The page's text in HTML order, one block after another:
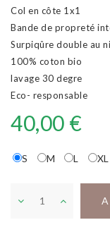
Col en côte 1x1
Bande de propreté
Surpiqûre double au
100% coton bio
lavage 30 degre
Eco- responsable
40,00 €
S M L XL